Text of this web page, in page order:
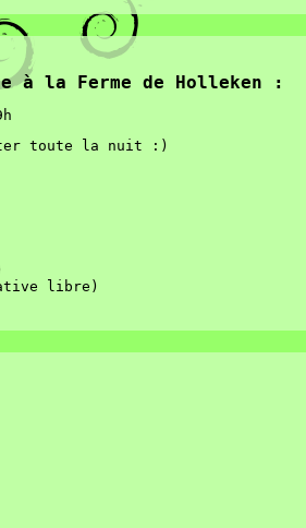
à la Ferme de Holleken :
toute la nuit :)
libre)